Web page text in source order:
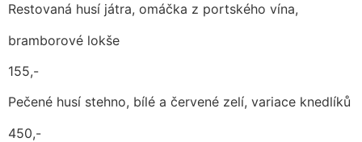
Restovaná husí játra, omáčka z portského vína,
bramborové lokše
155,-
Pečené husí stehno, bílé a červené zelí, variace knedlíků
450,-